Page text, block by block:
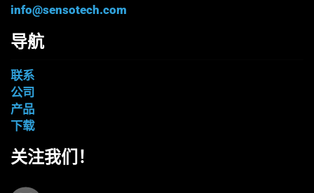
info@sensotech.com
导航
联系
公司
产品
下载
关注我们！